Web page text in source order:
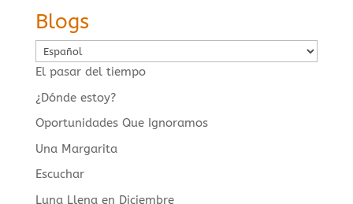
Blogs
Elegir
un
El pasar del tiempo
¿Dónde estoy?
Oportunidades Que Ignoramos
Una Margarita
Escuchar
Luna Llena en Diciembre